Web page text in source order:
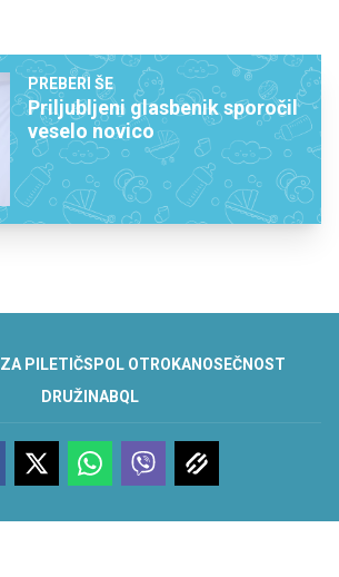
PREBERI ŠE
Priljubljeni glasbenik sporočil
veselo novico
IZA PILETIČSPOL OTROKANOSEČNOST
DRUŽINABQL